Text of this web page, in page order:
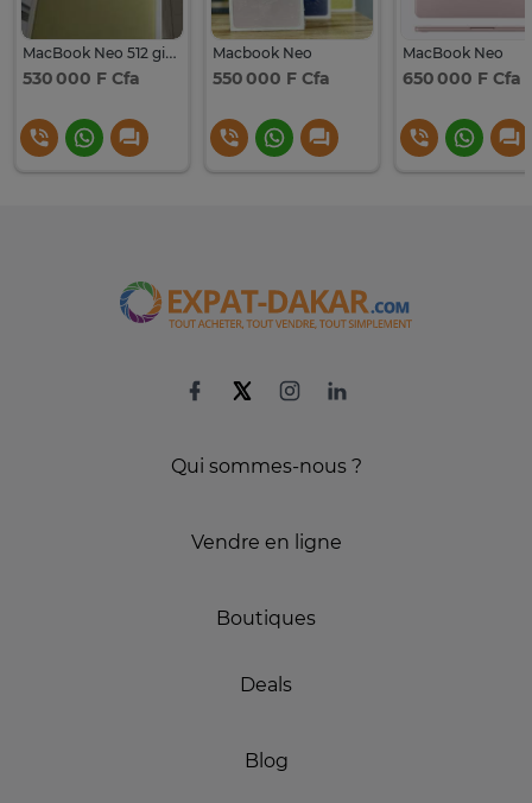
MacBook Neo 512 gigas
530 000 F Cfa
Macbook Neo
550 000 F Cfa
MacBook Neo
650 000 F Cfa
Qui sommes-nous ?
Vendre en ligne
Boutiques
Deals
Blog